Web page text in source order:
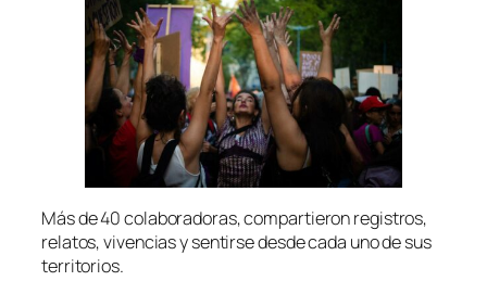
Más de 40 colaboradoras, compartieron registros,
relatos, vivencias y sentirse desde cada uno de sus
territorios.